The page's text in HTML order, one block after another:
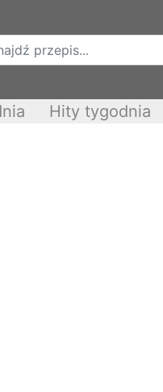
Hity tygodnia